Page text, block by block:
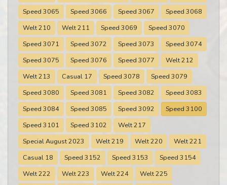
Speed 3065
Speed 3066 Speed 3067
Speed 3068
Welt 210
Welt 211 Speed 3069
Speed 3070
Speed 3071
Speed 3072 Speed 3073
Speed 3074
Speed 3075
Speed 3076 Speed 3077
Welt 212
Welt 213
Casual 17 Speed 3078
Speed 3079
Speed 3080
Speed 3081 Speed 3082
Speed 3083
Speed 3084
Speed 3085 Speed 3092
Speed 3100
Speed 3101
Speed 3102
Welt 217
Special August 2023
Welt 219 Welt 220
Welt 221
Casual 18
Speed 3152 Speed 3153
Speed 3154
Welt 222
Welt 223 Welt 224
Welt 225